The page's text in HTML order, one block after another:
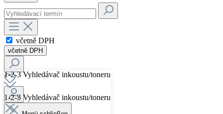
včetně DPH
včetně DPH
1-2-3 Vyhledávač inkoustu/toneru
1-2-3 Vyhledávač inkoustu/toneru